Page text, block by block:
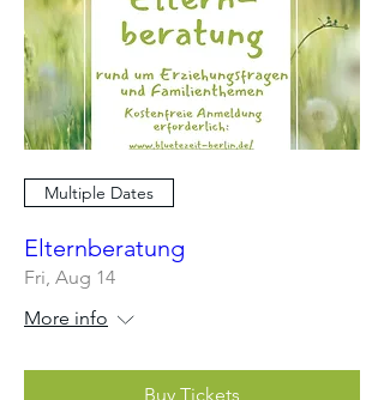
Multiple Dates
Elternberatung
Fri, Aug 14
More info
Buy Tickets